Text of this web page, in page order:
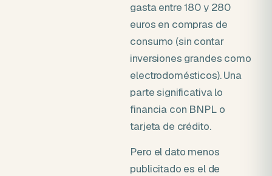
gasta entre 180 y 280
euros en compras de
consumo (sin contar
inversiones grandes como
electrodomésticos). Una
parte significativa lo
financia con BNPL o
tarjeta de crédito.
Pero el dato menos
publicitado es el de